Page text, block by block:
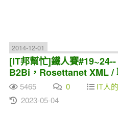
2014-12-01
[IT邦幫忙]鐵人賽#19~24--
B2Bi，Rosettanet XML /
5465 0
IT人
2023-05-04